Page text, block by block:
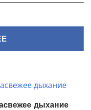
дыхание